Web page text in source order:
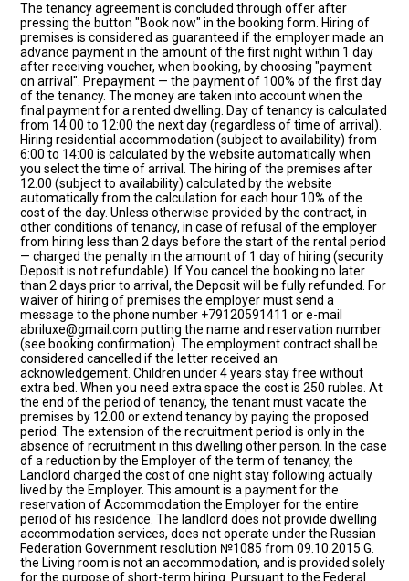
The tenancy agreement is concluded through offer after
pressing the button "Book now" in the booking form. Hiring of
premises is considered as guaranteed if the employer made an
advance payment in the amount of the first night within 1 day
after receiving voucher, when booking, by choosing "payment
on arrival". Prepayment — the payment of 100% of the first day
of the tenancy. The money are taken into account when the
final payment for a rented dwelling. Day of tenancy is calculated
from 14:00 to 12:00 the next day (regardless of time of arrival).
Hiring residential accommodation (subject to availability) from
6:00 to 14:00 is calculated by the website automatically when
you select the time of arrival. The hiring of the premises after
12.00 (subject to availability) calculated by the website
automatically from the calculation for each hour 10% of the
cost of the day. Unless otherwise provided by the contract, in
other conditions of tenancy, in case of refusal of the employer
from hiring less than 2 days before the start of the rental period
— charged the penalty in the amount of 1 day of hiring (security
Deposit is not refundable). If You cancel the booking no later
than 2 days prior to arrival, the Deposit will be fully refunded. For
waiver of hiring of premises the employer must send a
message to the phone number +79120591411 or e-mail
abriluxe@gmail.com putting the name and reservation number
(see booking confirmation). The employment contract shall be
considered cancelled if the letter received an
acknowledgement. Children under 4 years stay free without
extra bed. When you need extra space the cost is 250 rubles. At
the end of the period of tenancy, the tenant must vacate the
premises by 12.00 or extend tenancy by paying the proposed
period. The extension of the recruitment period is only in the
absence of recruitment in this dwelling other person. In the case
of a reduction by the Employer of the term of tenancy, the
Landlord charged the cost of one night stay following actually
lived by the Employer. This amount is a payment for the
reservation of Accommodation the Employer for the entire
period of his residence. The landlord does not provide dwelling
accommodation services, does not operate under the Russian
Federation Government resolution №1085 from 09.10.2015 G.
the Living room is not an accommodation, and is provided solely
for the purpose of short-term hiring. Pursuant to the Federal